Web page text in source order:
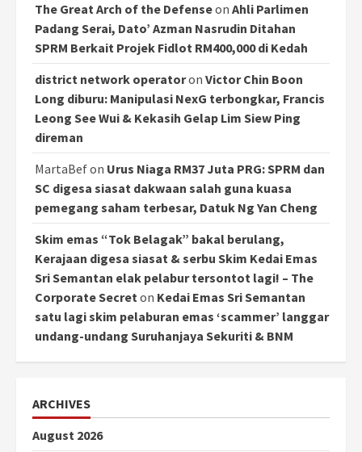
The Great Arch of the Defenseon Ahli Parlimen
Padang Serai, Dato’ Azman Nasrudin Ditahan
SPRM Berkait Projek Fidlot RM400,000 di Kedah
district network operatoron Victor Chin Boon
Long diburu: Manipulasi NexG terbongkar, Francis
Leong See Wui & Kekasih Gelap Lim Siew Ping
direman
MartaBefon Urus Niaga RM37 Juta PRG: SPRM dan
SC digesa siasat dakwaan salah guna kuasa
pemegang saham terbesar, Datuk Ng Yan Cheng
Skim emas “Tok Belagak” bakal berulang,
Kerajaan digesa siasat & serbu Skim Kedai Emas
Sri Semantan elak pelabur tersontot lagi! – The
Corporate Secreton Kedai Emas Sri Semantan
satu lagi skim pelaburan emas ‘scammer’ langgar
undang-undang Suruhanjaya Sekuriti & BNM
ARCHIVES
August 2026